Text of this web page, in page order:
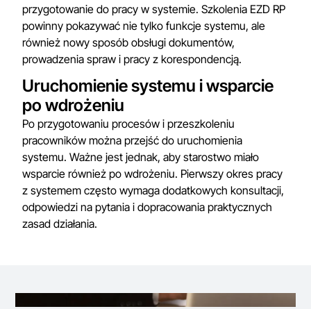
przygotowanie do pracy w systemie. Szkolenia EZD RP
powinny pokazywać nie tylko funkcje systemu, ale
również nowy sposób obsługi dokumentów,
prowadzenia spraw i pracy z korespondencją.
Uruchomienie systemu i wsparcie
po wdrożeniu
Po przygotowaniu procesów i przeszkoleniu
pracowników można przejść do uruchomienia
systemu. Ważne jest jednak, aby starostwo miało
wsparcie również po wdrożeniu. Pierwszy okres pracy
z systemem często wymaga dodatkowych konsultacji,
odpowiedzi na pytania i dopracowania praktycznych
zasad działania.